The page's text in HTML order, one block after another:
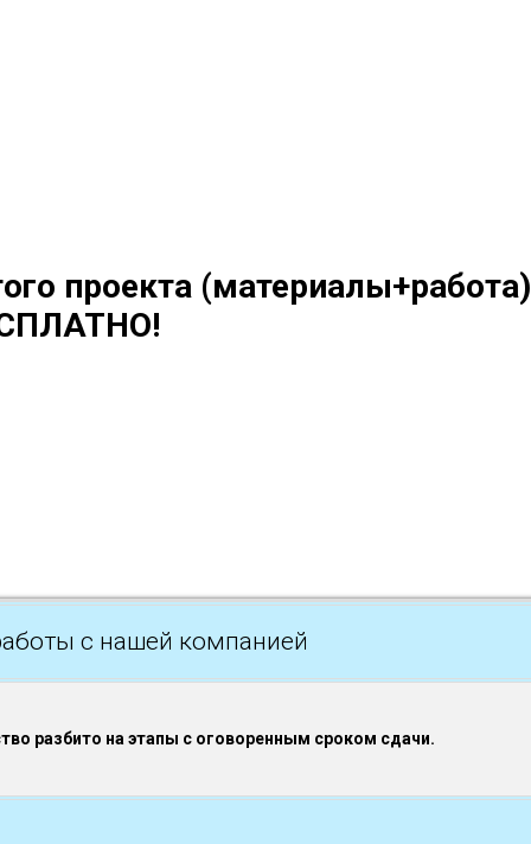
проекта (материалы+работа)
с нашей компанией
разбито на этапы с оговоренным сроком сдачи.